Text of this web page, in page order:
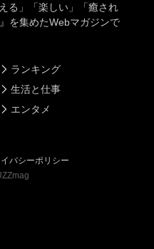
る」「楽しい」「癒され
を集めたWebマガジンで
ランキング
生活と仕事
エンタメ
バシーポリシー